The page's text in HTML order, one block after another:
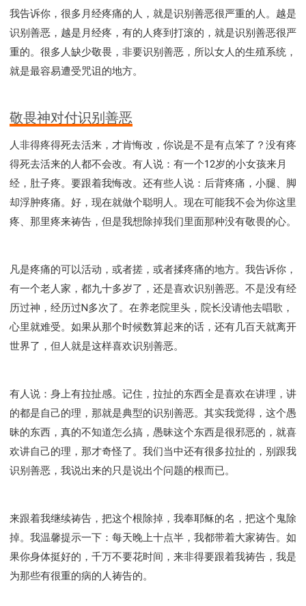
我告诉你，很多月经疼痛的人，就是识别善恶很严重的人。越是
识别善恶，越是月经疼，有的人疼到打滚的，就是识别善恶很严
重的。很多人缺少敬畏，非要识别善恶，所以女人的生殖系统，
就是最容易遭受咒诅的地方。
敬畏神对付识别善恶
人非得疼得死去活来，才肯悔改，你说是不是有点笨了？没有疼
得死去活来的人都不会改。有人说：有一个12岁的小女孩来月
经，肚子疼。要跟着我悔改。还有些人说：后背疼痛，小腿、脚
却浮肿疼痛。好，现在就做个聪明人。现在可能我不会为你这里
疼、那里疼来祷告，但是我想除掉我们里面那种没有敬畏的心。
凡是疼痛的可以活动，或者搓，或者揉疼痛的地方。我告诉你，
有一个老人家，都九十多岁了，还是喜欢识别善恶。不是没有经
历过神，经历过N多次了。在养老院里头，院长没请他去唱歌，
心里就难受。如果从那个时候数算起来的话，还有几百天就离开
世界了，但人就是这样喜欢识别善恶。
有人说：身上有拉扯感。记住，拉扯的东西全是喜欢在讲理，讲
的都是自己的理，那就是典型的识别善恶。其实我觉得，这个愚
昧的东西，真的不知道怎么搞，愚昧这个东西是很邪恶的，就喜
欢讲自己的理，那才奇怪了。我们当中还有很多拉扯的，别跟我
识别善恶，我说出来的只是说出个问题的根而已。
来跟着我继续祷告，把这个根除掉，我奉耶稣的名，把这个鬼除
掉。我温馨提示一下：每天晚上十点半，我都带着大家祷告。如
果你身体挺好的，千万不要花时间，来非得要跟着我祷告，我是
为那些有很重的病的人祷告的。